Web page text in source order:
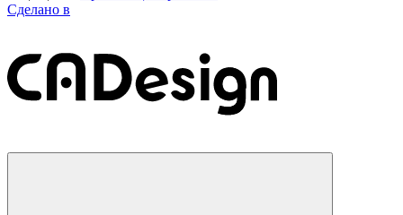
Сделано в